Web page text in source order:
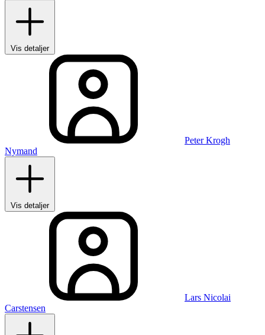
Vis detaljer
Peter Krogh
Nymand
Vis detaljer
Lars Nicolai
Carstensen